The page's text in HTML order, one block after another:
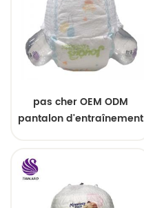
pas cher OEM ODM
pantalon d'entraînement